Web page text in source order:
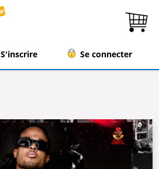
S'inscrire Se connecter